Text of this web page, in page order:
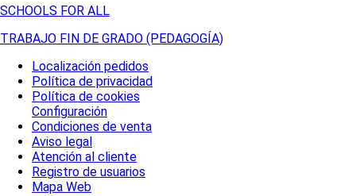
SCHOOLS FOR ALL
TRABAJO FIN DE GRADO (PEDAGOGÍA)
Localización pedidos
Política de privacidad
Política de cookies
Configuración
Condiciones de venta
Aviso legal
Atención al cliente
Registro de usuarios
Mapa Web